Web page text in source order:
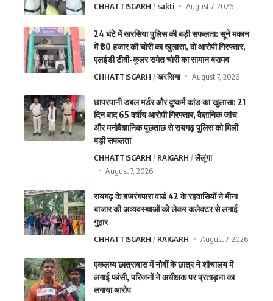
CHHATTISGARH sakti August 7, 2026
24 घंटे में खरसिया पुलिस की बड़ी सफलता: सूने मकान
में ₹80 हजार की चोरी का खुलासा, दो आरोपी गिरफ्तार,
एलईडी टीवी-कूलर समेत चोरी का सामान बरामद
CHHATTISGARH खरसिया August 7, 2026
छापरपानी डबल मर्डर और दुष्कर्म कांड का खुलासा: 21
दिन बाद 65 वर्षीय आरोपी गिरफ्तार, वैज्ञानिक जांच
और मनोवैज्ञानिक पूछताछ से रायगढ़ पुलिस को मिली
बड़ी सफलता
CHHATTISGARH RAIGARH
लैलूंगा
August 7, 2026
रायगढ़ के बजरंगपारा वार्ड 42 के रहवासियों ने मीना
बाजार की अव्यवस्थाओं को लेकर कलेक्टर से लगाई
गुहार
CHHATTISGARH RAIGARH August 7, 2026
एकलव्य छात्रावास में नौवीं के छात्र ने शौचालय में
लगाई फांसी, परिजनों ने अधीक्षक पर प्रताड़ना का
लगाया आरोप